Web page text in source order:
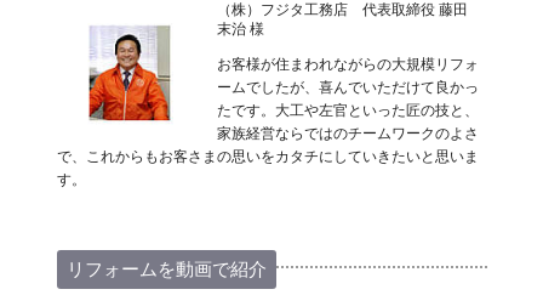
（株）フジタ工務店 代表取締役 藤田
末治 様
お客様が住まわれながらの大規模リフォ
ームでしたが、喜んでいただけて良かっ
たです。大工や左官といった匠の技と、
家族経営ならではのチームワークのよさ
で、これからもお客さまの思いをカタチにしていきたいと思いま
す。
リフォームを動画で紹介